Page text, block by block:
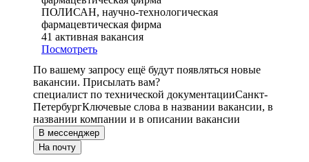
ПОЛИСАН, научно-технологическая
фармацевтическая фирма
41 активная вакансия
Посмотреть
По вашему запросу ещё будут появляться новые
вакансии. Присылать вам?
специалист по технической документацииСанкт-
ПетербургКлючевые слова в названии вакансии, в
названии компании и в описании вакансии
В мессенджер
На почту